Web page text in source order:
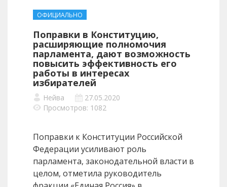
ОФИЦИАЛЬНО
Поправки в Конституцию,
расширяющие полномочия
парламента, дают возможность
повысить эффективность его
работы в интересах
избирателей
Нейва
27.05.2020
Просмотров: 1082
Поправки к Конституции Российской
Федерации усиливают роль
парламента, законодательной власти в
целом, отметила руководитель